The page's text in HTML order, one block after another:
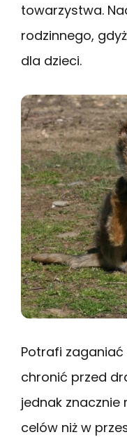
towarzystwa.
rodzinnego,
dla dzieci.
Potrafi
chronić przed
jednak znacznie
celów niż w